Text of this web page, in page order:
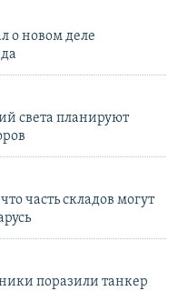
о новом деле
света планируют
часть складов могут
поразили танкер